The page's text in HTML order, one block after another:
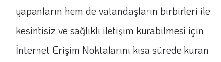
yapanların hem de vatandaşların birbirleri ile
kesintisiz ve sağlıklı iletişim kurabilmesi için
İnternet Erişim Noktalarını kısa sürede kuran